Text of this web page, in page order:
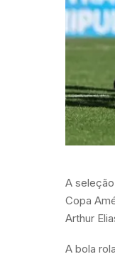
A
Copa
Arthur
A bola